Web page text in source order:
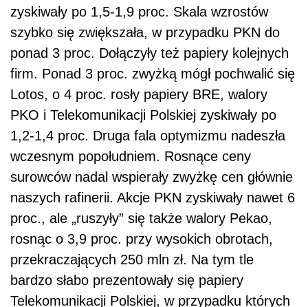
zyskiwały po 1,5-1,9 proc. Skala wzrostów
szybko się zwiększała, w przypadku PKN do
ponad 3 proc. Dołączyły też papiery kolejnych
firm. Ponad 3 proc. zwyżką mógł pochwalić się
Lotos, o 4 proc. rosły papiery BRE, walory
PKO i Telekomunikacji Polskiej zyskiwały po
1,2-1,4 proc. Druga fala optymizmu nadeszła
wczesnym popołudniem. Rosnące ceny
surowców nadal wspierały zwyżkę cen głównie
naszych rafinerii. Akcje PKN zyskiwały nawet 6
proc., ale „ruszyły” się także walory Pekao,
rosnąc o 3,9 proc. przy wysokich obrotach,
przekraczających 250 mln zł. Na tym tle
bardzo słabo prezentowały się papiery
Telekomunikacji Polskiej, w przypadku których